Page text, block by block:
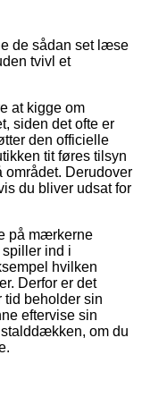
de sådan set læse
tvivl et
at kigge om
siden det ofte er
den officielle
tit føres tilsyn
området. Derudover
du bliver udsat for
på mærkerne
ind i
hvilken
Derfor er det
tid beholder sin
eftervise sin
om du